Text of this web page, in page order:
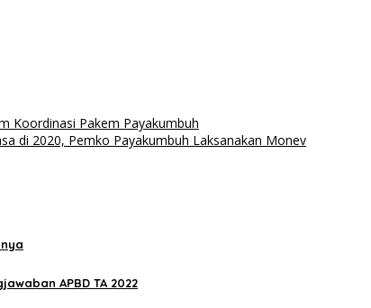
Koordinasi Pakem Payakumbuh
di 2020, Pemko Payakumbuh Laksanakan Monev
APBD TA 2022